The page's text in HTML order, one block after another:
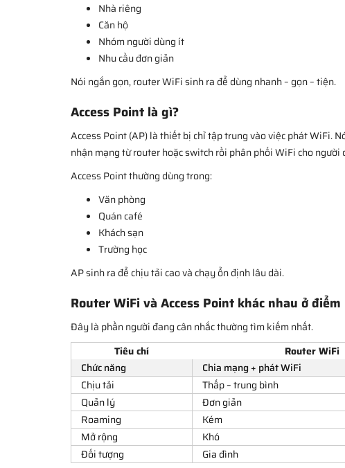
Nhà riêng
Căn hộ
Nhóm người dùng ít
Nhu cầu đơn giản
Nói ngắn gọn, router WiFi sinh ra để dùng nhanh – gọn – tiện.
Access Point là gì?
Access Point (AP) là thiết bị chỉ tập trung vào việc phát WiFi.
nhận mạng từ router hoặc switch rồi phân phối WiFi cho người
Access Point thường dùng trong:
Văn phòng
Quán café
Khách sạn
Trường học
AP sinh ra để chịu tải cao và chạy ổn định lâu dài.
Router WiFi và Access Point khác nhau ở điểm
Đây là phần người đang cân nhắc thường tìm kiếm nhất.
Tiêu chí
Router WiFi
Chức năng
Chia mạng + phát WiFi
Chịu tải
Thấp – trung bình
Quản lý
Đơn giản
Roaming
Kém
Mở rộng
Khó
Đối tượng
Gia đình